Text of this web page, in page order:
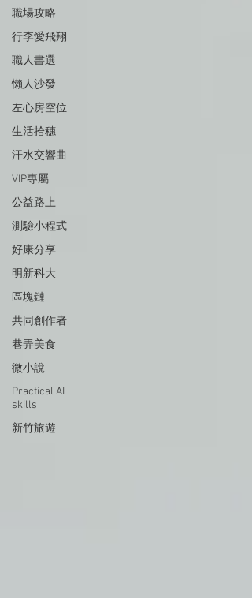
職場攻略
行李愛飛翔
職人書選
懶人沙發
左心房空位
生活拾穗
汗水交響曲
VIP專屬
公益路上
測驗小程式
好康分享
明新科大
區塊鏈
共同創作者
巷弄美食
微小說
Practical AI
skills
新竹旅遊